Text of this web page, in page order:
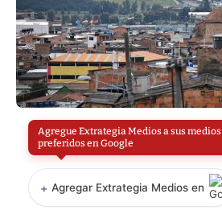
Agregue Extrategia Medios a sus medios
preferidos en Google
+ Agregar Extrategia Medios en